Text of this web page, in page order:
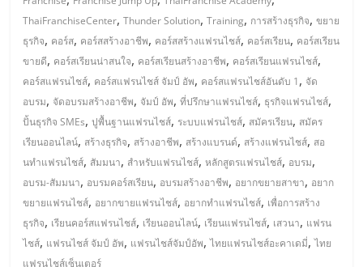
และ
ขยาย
สา
ขา
แฟ
รน
ThaiFranchiseCenter,Thunder Solution,Training, การสร้างธุรกิจ,ขยาย
ธุรกิจ, คอร์ส, คอร์สสร้างอาชีพ, คอร์สสร้างแฟรนไชส์, คอร์สเรียน, คอร์สเรียน
ขายดี, คอร์สเรียนน่าสนใจ, คอร์สเรียนสร้างอาชีพ, คอร์สเรียนแฟรนไชส์,
คอร์สแฟรนไชส์, คอร์สแฟรนไชส์ จัมป์ อัพ, คอร์สแฟรนไชส์อันดับ 1, จัด
อบรม, จัดอบรมสร้างอาชีพ, จัมป์ อัพ,ที่ปรึกษาแฟรนไชส์, ธุรกิจแฟรนไชส์,
ปั้นธุรกิจ SMEs,ปูพื้นฐานแฟรนไชส์, ระบบแฟรนไชส์, สมัครเรียน, สมัคร
เรียนออนไลน์, สร้างธุรกิจ, สร้างอาชีพ, สร้างแบรนด์, สร้างแฟรนไชส์, สอ
นทำแฟรนไชส์, สัมมนา, สำหรับแฟรนไชส์,หลักสูตรแฟรนไชส์, อบรม,
อบรม-สัมมนา, อบรมคอร์สเรียน, อบรมสร้างอาชีพ, อยากขยายสาขา, อยาก
ขยายแฟรนไชส์, อยากขายแฟรนไชส์, อยากทำแฟรนไชส์, เพื่อการสร้าง
ธุรกิจ, เรียนคอร์สแฟรนไชส์, เรียนออนไลน์, เรียนแฟรนไชส์, เสวนา, แฟรน
ไชส์, แฟรนไชส์ จัมป์ อัพ, แฟรนไชส์จัมป์อัพ,ไทยแฟรนไชส์อะคาเดมี่,ไทย
แฟรนไชส์เซ็นเตอร์